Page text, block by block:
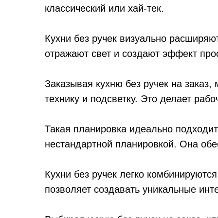
классический или хай-тек.
Кухни без ручек визуально
отражают свет и создают эффект
Заказывая кухню без ручек на
технику и подсветку. Это делает
Такая планировка идеально
нестандартной планировкой. Она
Кухни без ручек легко
позволяет создавать уникальные